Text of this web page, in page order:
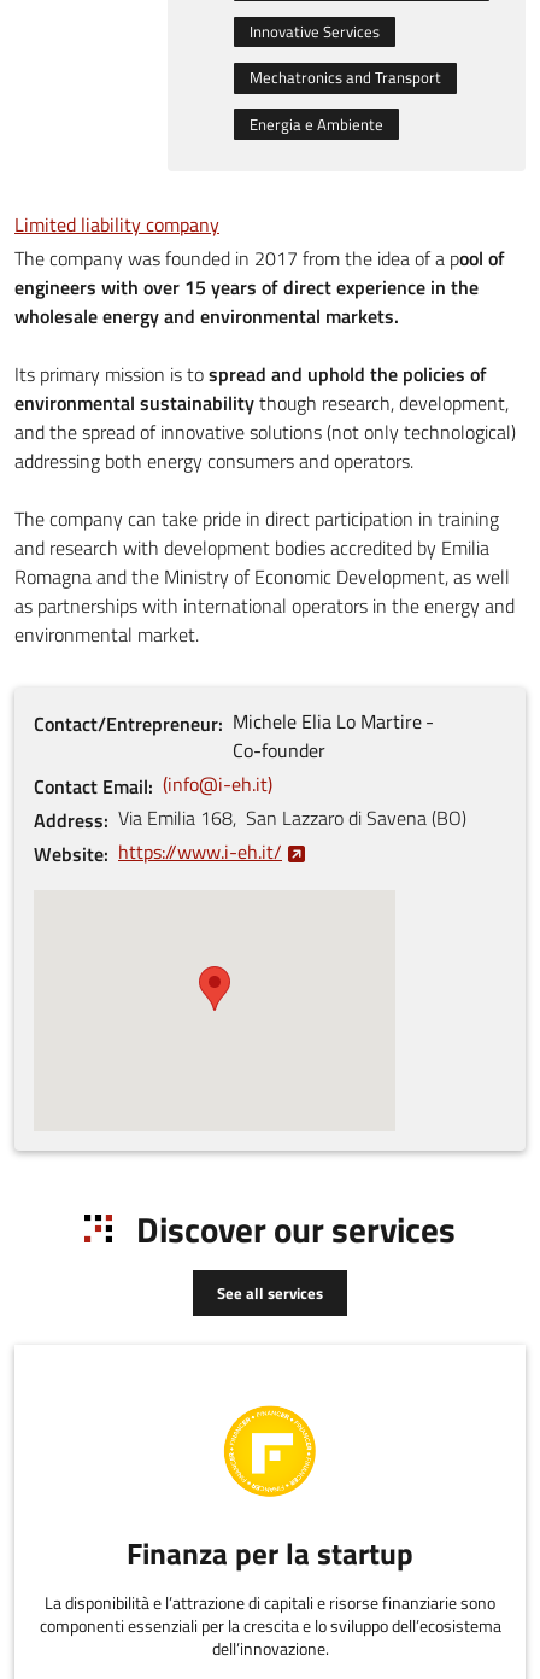
Innovative Services
Mechatronics and Transport
Energia e Ambiente
Limited liability company
The company was founded in 2017 from the idea of a pool of
engineers with over 15 years of direct experience in the
wholesale energy and environmental markets.
Its primary mission is tospread and uphold the policies of
environmental sustainabilitythough research, development,
and the spread of innovative solutions (not only technological)
addressing both energy consumers and operators.
The company can take pride in direct participation in training
and research with development bodies accredited by Emilia
Romagna and the Ministry of Economic Development, as well
as partnerships with international operators in the energy and
environmental market.
Contact/Entrepreneur Michele Elia Lo Martire
Co-founder
Contact Email
info@i-eh.it
Address Via Emilia 168, San Lazzaro di Savena(BO)
Website https://www.i-eh.it/
Discover our services
See all services
Finanza per la startup
La disponibilità e l’attrazione di capitali e risorse finanziarie sono
componenti essenziali per la crescita e lo sviluppo dell’ecosistema
dell’innovazione.